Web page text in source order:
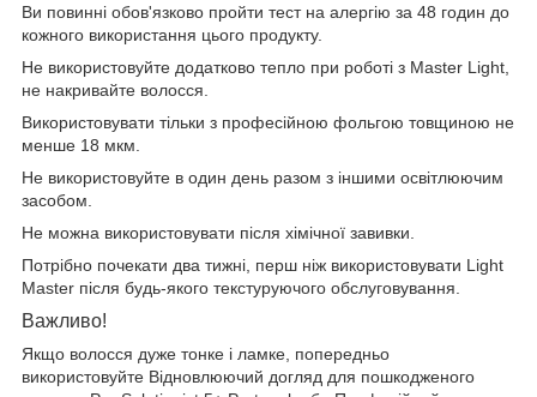
Ви повинні обов'язково пройти тест на алергію за 48 годин до
кожного використання цього продукту.
Не використовуйте додатково тепло при роботі з Master Light,
не накривайте волосся.
Використовувати тільки з професійною фольгою товщиною не
менше 18 мкм.
Не використовуйте в один день разом з іншими освітлюючим
засобом.
Не можна використовувати після хімічної завивки.
Потрібно почекати два тижні, перш ніж використовувати Light
Master після будь-якого текстуруючого обслуговування.
Важливо!
Якщо волосся дуже тонке і ламке, попередньо
використовуйте Відновлюючий догляд для пошкодженого